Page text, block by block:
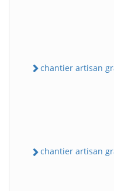
chantier artisan
chantier artisan